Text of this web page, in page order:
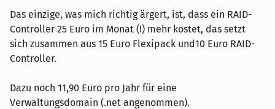
Das einzige, was mich richtig ärgert, ist, dass ein RAID-
Controller 25 Euro im Monat (!) mehr kostet, das setzt
sich zusammen aus 15 Euro Flexipack und10 Euro RAID-
Controller.
Dazu noch 11,90 Euro pro Jahr für eine
Verwaltungsdomain (.net angenommen).